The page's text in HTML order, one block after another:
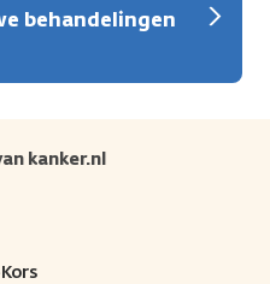
behandelingen
kanker.nl